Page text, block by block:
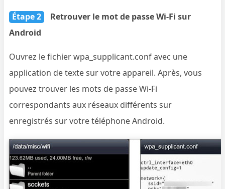
Étape 2
Retrouver le mot de passe Wi-Fi sur
Android
Ouvrez le fichier wpa_supplicant.conf avec une
application de texte sur votre appareil. Après, vous
pouvez trouver les mots de passe Wi-Fi
correspondants aux réseaux différents sur
enregistrés sur votre téléphone Android.